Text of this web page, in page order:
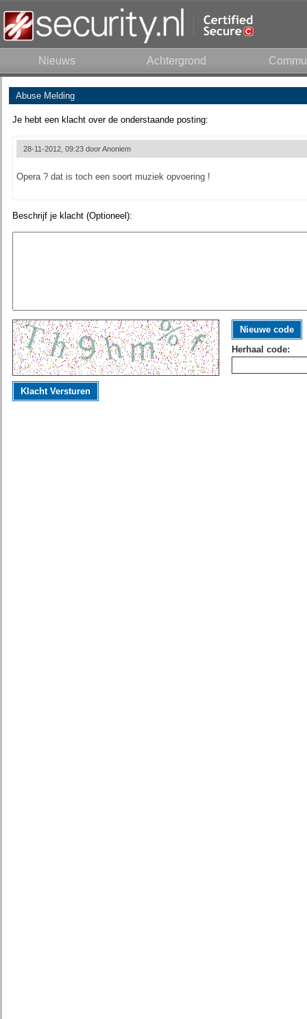
Nieuws Achtergrond
Abuse Melding
Je hebt een klacht over de onderstaande posting:
28-11-2012, 09:23 doorAnoniem
Opera ? dat is toch een soort muziek opvoering !
Beschrijf je klacht (Optioneel):
Nieuwe code
Herhaal code:
Klacht Versturen